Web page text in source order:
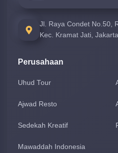
Perusahaan
Uhud Tour
Ajwad Resto
Sedekah Kreatif
Mawaddah Indonesia
Jl. Raya Condet No.50,
Kec. Kramat Jati,